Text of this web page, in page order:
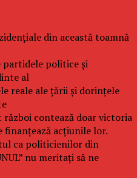
din această toamnă
partidele politice și
al
reale ale țării și dorințele
contează doar victoria
finanțează acțiunile lor.
ca politicienilor din
nu meritați să ne